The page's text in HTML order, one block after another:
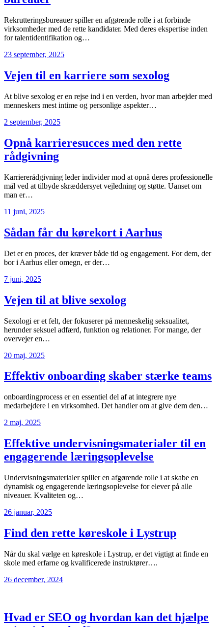
Rekrutteringsbureauer spiller en afgørende rolle i at forbinde
virksomheder med de rette kandidater. Med deres ekspertise inden
for talentidentifikation og…
23 september, 2025
Vejen til en karriere som sexolog
At blive sexolog er en rejse ind i en verden, hvor man arbejder med
menneskers mest intime og personlige aspekter…
2 september, 2025
Opnå karrieresucces med den rette
rådgivning
Karriererådgivning leder individer mod at opnå deres professionelle
mål ved at tilbyde skræddersyet vejledning og støtte. Uanset om
man er…
11 juni, 2025
Sådan får du kørekort i Aarhus
Det er en proces, der kræver både tid og engagement. For dem, der
bor i Aarhus eller omegn, er der…
7 juni, 2025
Vejen til at blive sexolog
Sexologi er et felt, der fokuserer på menneskelig seksualitet,
herunder seksuel adfærd, funktion og relationer. For mange, der
overvejer en…
20 maj, 2025
Effektiv onboarding skaber stærke teams
onboardingprocess er en essentiel del af at integrere nye
medarbejdere i en virksomhed. Det handler om at give dem den…
2 maj, 2025
Effektive undervisningsmaterialer til en
engagerende læringsoplevelse
Undervisningsmaterialer spiller en afgørende rolle i at skabe en
dynamisk og engagerende læringsoplevelse for elever på alle
niveauer. Kvaliteten og…
26 januar, 2025
Find den rette køreskole i Lystrup
Når du skal vælge en køreskole i Lystrup, er det vigtigt at finde en
skole med erfarne og kvalificerede instruktører….
26 december, 2024
Hvad er SEO og hvordan kan det hjælpe